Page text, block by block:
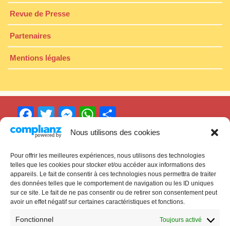
Nous utilisons des cookies
Pour offrir les meilleures expériences, nous utilisons des technologies
telles que les cookies pour stocker et/ou accéder aux informations des
appareils. Le fait de consentir à ces technologies nous permettra de traiter
des données telles que le comportement de navigation ou les ID uniques
sur ce site. Le fait de ne pas consentir ou de retirer son consentement peut
avoir un effet négatif sur certaines caractéristiques et fonctions.
Fonctionnel Toujours activé
Revue de Presse
Partenaires
Mentions légales
F
a
e
b
o
o
T
w
er
M
e
s
e
n
W
h
s
A
p
P
ar
g
er
CinémaCiné’Bor
À Villefranche-de-Lauragais